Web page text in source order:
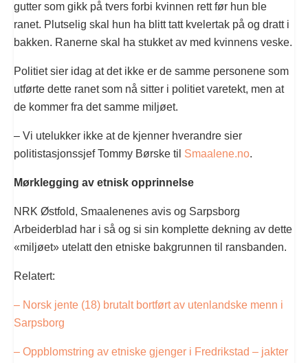
gutter som gikk på tvers forbi kvinnen rett før hun ble
ranet. Plutselig skal hun ha blitt tatt kvelertak på og dratt i
bakken. Ranerne skal ha stukket av med kvinnens veske.
Politiet sier idag at det ikke er de samme personene som
utførte dette ranet som nå sitter i politiet varetekt, men at
de kommer fra det samme miljøet.
– Vi utelukker ikke at de kjenner hverandre sier
politistasjonssjef Tommy Børske til Smaalene.no.
Mørklegging av etnisk opprinnelse
NRK Østfold, Smaalenenes avis og Sarpsborg
Arbeiderblad har i så og si sin komplette dekning av dette
«miljøet» utelatt den etniske bakgrunnen til ransbanden.
Relatert:
– Norsk jente (18) brutalt bortført av utenlandske menn i
Sarpsborg
– Oppblomstring av etniske gjenger i Fredrikstad – jakter